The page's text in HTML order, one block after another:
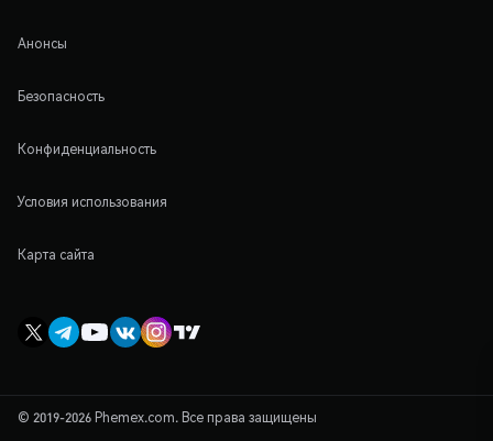
Анонсы
Безопасность
Конфиденциальность
Условия использования
Карта сайта
© 2019-2026 Phemex.com. Все права защищены